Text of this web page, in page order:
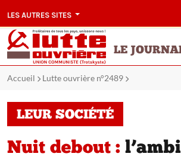
LES AUTRES SITES
LE
Accueil Lutte ouvrière n°2489
LEUR SOCIÉTÉ
Nuit debout :